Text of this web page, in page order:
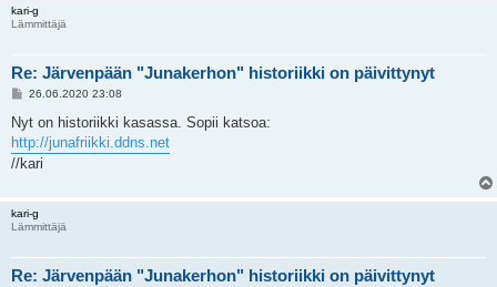
kari-g
Lämmittäjä
Re: Järvenpään "Junakerhon" historiikki on päivittynyt
V
e
s
t
i
26.06.2020 23:08
Nyt on historiikki kasassa. Sopii katsoa:
http://junafriikki.ddns.net
//kari
kari-g
Lämmittäjä
Re: Järvenpään "Junakerhon" historiikki on päivittynyt